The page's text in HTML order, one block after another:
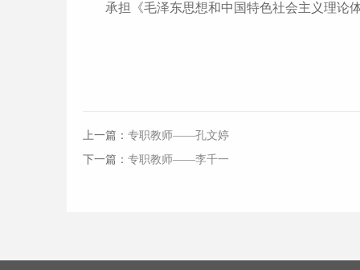
承担《毛泽东思想和中国特色社会主义理论
上一篇： 专职教师——孔文婷
下一篇： 专职教师——李千一